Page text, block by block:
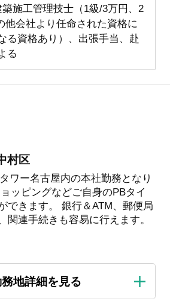
施工管理技士（1級/3万円、2
会社より任命された資格に
る資格あり）、出張手当、赴
る
村区
ワー名古屋内の本社勤務となり
ッピングなどご自身のPBタイ
できます。 銀行＆ATM、郵便局
関連手続きも容易に行えます。